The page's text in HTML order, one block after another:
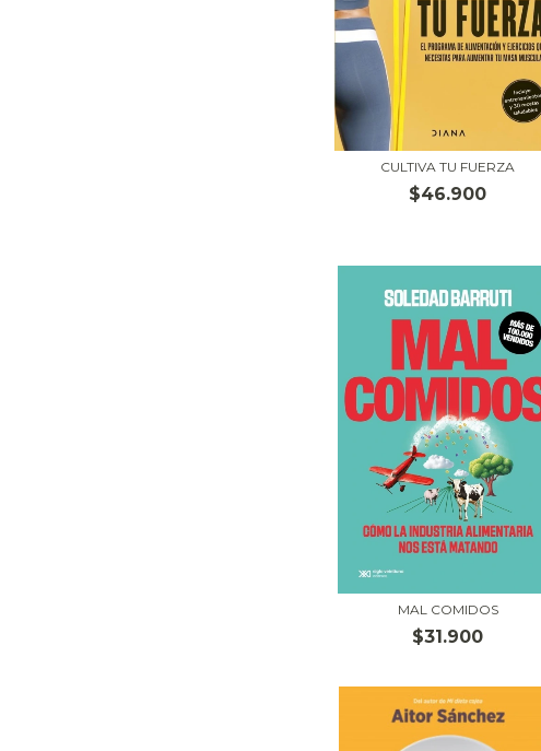
CULTIVA TU FUERZA
$46.900
MAL COMIDOS
$31.900